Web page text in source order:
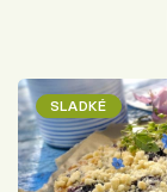
SLADKÉ